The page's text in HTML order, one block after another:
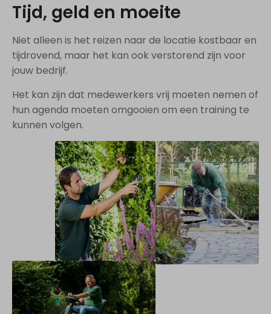
Tijd, geld en moeite
Niet alleen is het reizen naar de locatie kostbaar en
tijdrovend, maar het kan ook verstorend zijn voor
jouw bedrijf.
Het kan zijn dat medewerkers vrij moeten nemen of
hun agenda moeten omgooien om een training te
kunnen volgen.